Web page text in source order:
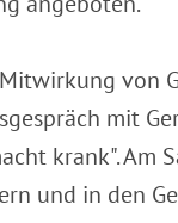
von
mit
krank". Am
und in den